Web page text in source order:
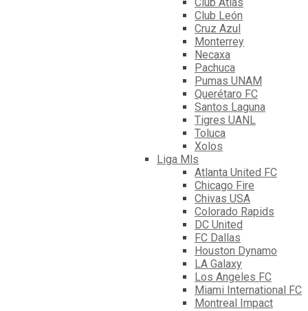
Club Atlas
Club León
Cruz Azul
Monterrey
Necaxa
Pachuca
Pumas UNAM
Querétaro FC
Santos Laguna
Tigres UANL
Toluca
Xolos
Liga Mls
Atlanta United FC
Chicago Fire
Chivas USA
Colorado Rapids
DC United
FC Dallas
Houston Dynamo
LA Galaxy
Los Angeles FC
Miami International FC
Montreal Impact